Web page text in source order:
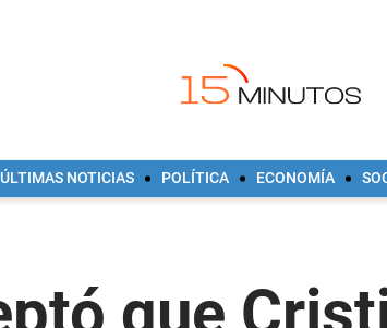
ÚLTIMAS NOTICIAS POLÍTICA ECONOMÍA
que